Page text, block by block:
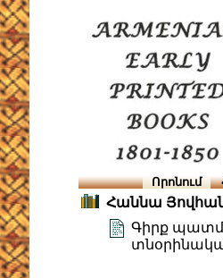
Որոնում
Հաննա
Գիրք